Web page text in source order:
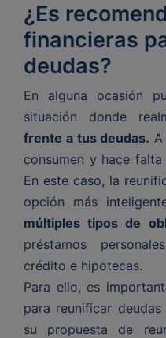
¿Es
financieras
deudas?
En alguna ocasión
situación donde
frente a tus deudas. A
consumen y hace
En este caso, la
opción más
múltiples tipos de
préstamos
crédito e hipotecas.
Para ello, es
para reunificar
su propuesta de